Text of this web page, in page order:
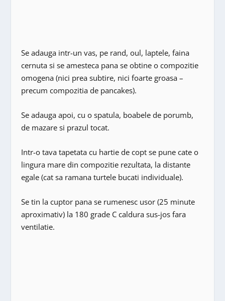
Se adauga intr-un vas, pe rand, oul, laptele, faina
cernuta si se amesteca pana se obtine o compozitie
omogena (nici prea subtire, nici foarte groasa –
precum compozitia de pancakes).
Se adauga apoi, cu o spatula, boabele de porumb,
de mazare si prazul tocat.
Intr-o tava tapetata cu hartie de copt se pune cate o
lingura mare din compozitie rezultata, la distante
egale (cat sa ramana turtele bucati individuale).
Se tin la cuptor pana se rumenesc usor (25 minute
aproximativ) la 180 grade C caldura sus-jos fara
ventilatie.